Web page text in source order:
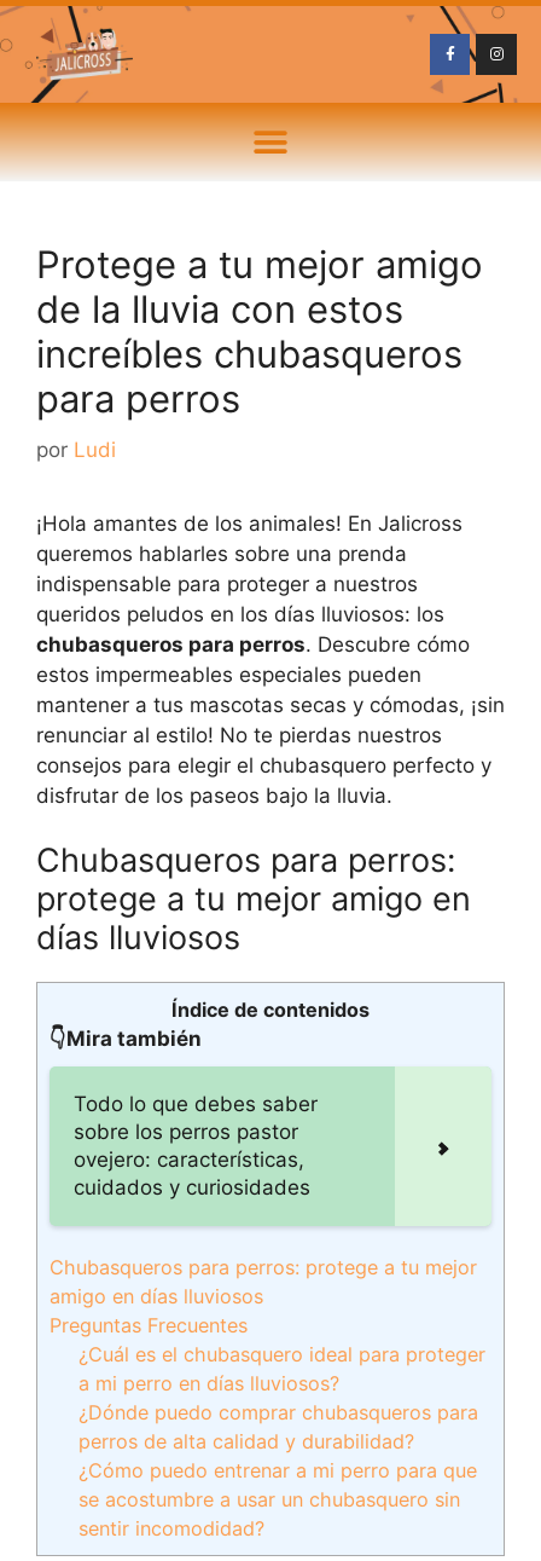
Protege a tu mejor amigo
de la lluvia con estos
increíbles chubasqueros
para perros
por Ludi
¡Hola amantes de los animales! En Jalicross
queremos hablarles sobre una prenda
indispensable para proteger a nuestros
queridos peludos en los días lluviosos: los
chubasqueros para perros. Descubre cómo
estos impermeables especiales pueden
mantener a tus mascotas secas y cómodas, ¡sin
renunciar al estilo! No te pierdas nuestros
consejos para elegir el chubasquero perfecto y
disfrutar de los paseos bajo la lluvia.
Chubasqueros para perros:
protege a tu mejor amigo en
días lluviosos
Índice de contenidos
👇Mira también
Todo lo que debes saber
sobre los perros pastor
ovejero: características,
cuidados y curiosidades
Chubasqueros para perros: protege a tu mejor
amigo en días lluviosos
Preguntas Frecuentes
¿Cuál es el chubasquero ideal para proteger
a mi perro en días lluviosos?
¿Dónde puedo comprar chubasqueros para
perros de alta calidad y durabilidad?
¿Cómo puedo entrenar a mi perro para que
se acostumbre a usar un chubasquero sin
sentir incomodidad?